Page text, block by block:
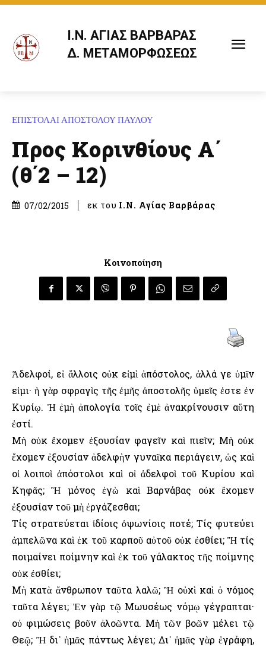
Ι.Ν. ΑΓΙΑΣ ΒΑΡΒΑΡΑΣ
Δ. ΜΕΤΑΜΟΡΦΩΣΕΩΣ
ΕΠΙΣΤΟΛΑΙ ΑΠΟΣΤΟΛΟΥ ΠΑΥΛΟΥ
Προς Κορινθίους Α΄
(θ΄2 – 12)
07/02/2015 εκ του Ι.Ν. Αγίας Βαρβάρας
Κοινοποίηση
Ἀδελφοί, εἰ ἄλλοις οὐκ εἰμὶ ἀπόστολος, ἀλλά γε ὑμῖν
εἰμι· ἡ γὰρ σφραγὶς τῆς ἐμῆς ἀποστολῆς ὑμεῖς ἐστε ἐν
Κυρίῳ. Ἡ ἐμὴ ἀπολογία τοῖς ἐμὲ ἀνακρίνουσιν αὕτη
ἐστί.
Μὴ οὐκ ἔχομεν ἐξουσίαν φαγεῖν καὶ πιεῖν; Μὴ οὐκ
ἔχομεν ἐξουσίαν ἀδελφὴν γυναῖκα περιάγειν, ὡς καὶ
οἱ λοιποὶ ἀπόστολοι καὶ οἱ ἀδελφοὶ τοῦ Κυρίου καὶ
Κηφᾶς; Ἢ μόνος ἐγὼ καὶ Βαρνάβας οὐκ ἔχομεν
ἐξουσίαν τοῦ μὴ ἐργάζεσθαι;
Τίς στρατεύεται ἰδίοις ὀψωνίοις ποτέ; Τίς φυτεύει
ἀμπελῶνα καὶ ἐκ τοῦ καρποῦ αὐτοῦ οὐκ ἐσθίει; Ἢ τίς
ποιμαίνει ποίμνην καὶ ἐκ τοῦ γάλακτος τῆς ποίμνης
οὐκ ἐσθίει;
Μὴ κατὰ ἄνθρωπον ταῦτα λαλῶ; Ἢ οὐχὶ καὶ ὁ νόμος
ταῦτα λέγει; Ἐν γὰρ τῷ Μωυσέως νόμῳ γέγραπται·
οὐ φιμώσεις βοῦν ἀλοῶντα. Μὴ τῶν βοῶν μέλει τῷ
Θεῷ; Ἢ δι᾿ ἡμᾶς πάντως λέγει; Δι᾿ ἡμᾶς γὰρ ἐγράφη,